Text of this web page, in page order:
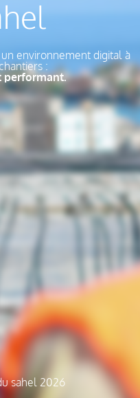
environnement digital à
:
performant.
sahel 2026